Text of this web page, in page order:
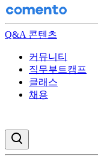
Q&A 콘텐츠
커뮤니티
직무부트캠프
클래스
채용